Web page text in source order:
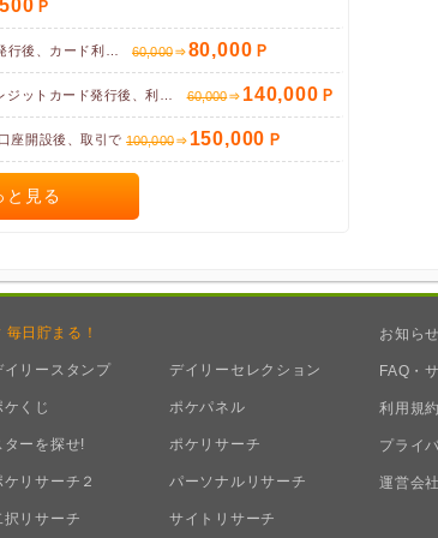
60,000 80,000
60,000 140,000
座開設後、取引で 100,000 150,000
と見る
毎日 貯まる！
イリースタンプ デイリーセレクション
ケくじ ポケパネル
ターを探せ! ポケリサーチ
ケリサーチ２ パーソナルリサーチ
択リサーチ サイトリサーチ
お知らせ
FAQ・
利用規約
プライ
運営会社